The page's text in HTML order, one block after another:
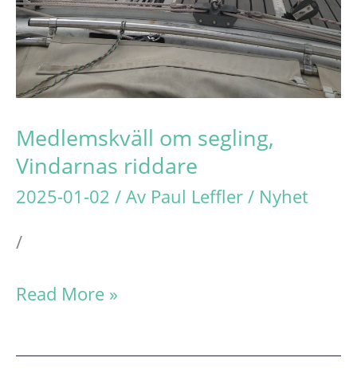
Medlemskväll om segling,
Vindarnas riddare
2025-01-02 / Av Paul Leffler / Nyhet
/
Medlemskväll
Read More »